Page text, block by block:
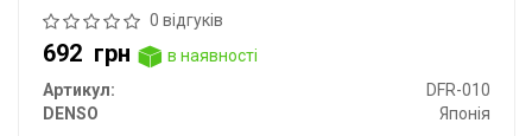
0 відгуків
692 грн
в наявності
Артикул:
DFR-010
DENSO
Японія